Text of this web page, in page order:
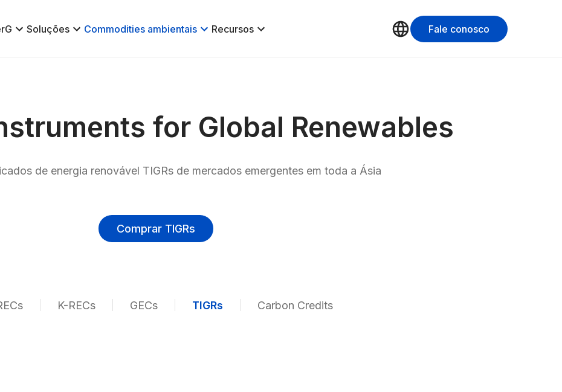
Soluções Commodities ambientais Recursos Fale conosco
for Global Renewables
de energia renovável TIGRs de mercados emergentes em toda a Ásia
Comprar TIGRs
K-RECs GECs TIGRs Carbon Credits